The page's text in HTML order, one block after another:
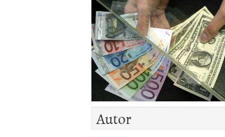
26/01/2026
Informe de mercado: el
del dólar 21/01/2026
Qué está moviendo hoy
Contexto del dólar
convierten en foco
El dólar vive su mayor
más debilidad en 2026
Autor